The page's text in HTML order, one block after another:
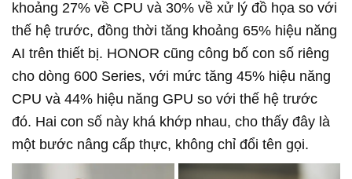
khoảng 27% về CPU và 30% về xử lý đồ họa so với
thế hệ trước, đồng thời tăng khoảng 65% hiệu năng
AI trên thiết bị. HONOR cũng công bố con số riêng
cho dòng 600 Series, với mức tăng 45% hiệu năng
CPU và 44% hiệu năng GPU so với thế hệ trước
đó. Hai con số này khá khớp nhau, cho thấy đây là
một bước nâng cấp thực, không chỉ đổi tên gọi.